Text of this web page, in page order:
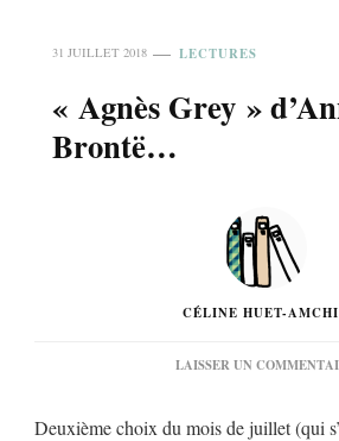
31 JUILLET 2018 LECTURES
« Agnès Grey »
Brontë…
CÉLINE HUET-
LAISSER UN
Deuxième choix du mois de juillet (qui